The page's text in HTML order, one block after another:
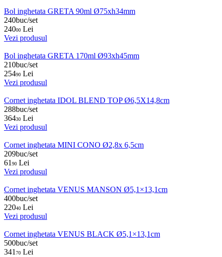
Bol inghetata GRETA 90ml Ø75xh34mm
240buc/set
24000 Lei
Vezi produsul
Bol inghetata GRETA 170ml Ø93xh45mm
210buc/set
25490 Lei
Vezi produsul
Cornet inghetata IDOL BLEND TOP Ø6,5X14,8cm
288buc/set
36430 Lei
Vezi produsul
Cornet inghetata MINI CONO Ø2,8x 6,5cm
209buc/set
61 90 Lei
Vezi produsul
Cornet inghetata VENUS MANSON Ø5,1×13,1cm
400buc/set
22040 Lei
Vezi produsul
Cornet inghetata VENUS BLACK Ø5,1×13,1cm
500buc/set
341 70 Lei